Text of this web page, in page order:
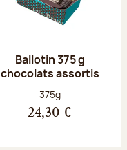
Ballotin 375 g
chocolats assortis
Poids net :
375g
24,30 €